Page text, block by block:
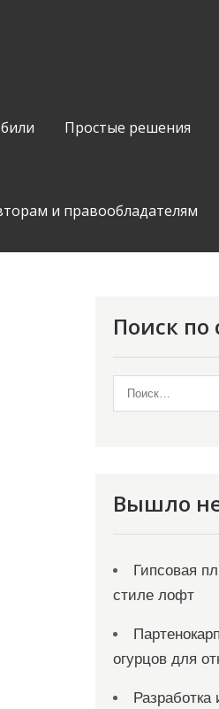
Простые решения
и правообладателям
Поиск по
Вышло
Гипсовая
стиле лофт
огурцов для
Разработка